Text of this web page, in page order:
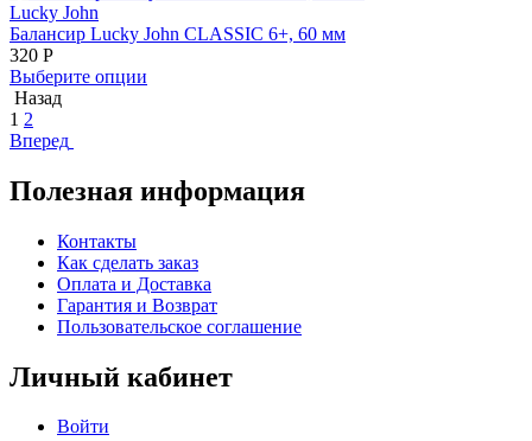
Lucky John
Балансир Lucky John CLASSIC 6+, 60 мм
320 Р
Выберите опции
Назад
1 2
Вперед
Полезная информация
Контакты
Как сделать заказ
Оплата и Доставка
Гарантия и Возврат
Пользовательское соглашение
Личный кабинет
Войти